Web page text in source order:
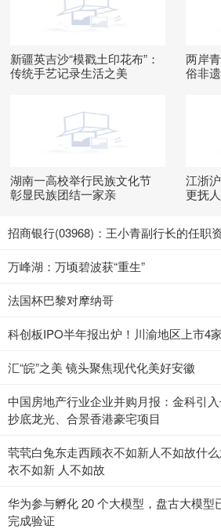
新疆英吉沙“模戳土印花布”：
传统手艺记录生活之美
两岸
俗非
湖南一高校举行民族文化节
彰显民族团结一家亲
江浙
更抚
招商银行(03968)：王小青副行长的任职
万峰湖：万顷碧波获“重生”
法国杯巴黎对摩纳哥
科创板IPO半年报出炉！川渝地区上市4
汇“皖”之美 镜头聚焦现代化美好安徽
中国房地产行业企业并购月报：金科引
抄底龙光、合景香港豪宅项目
茕茕白兔东走西顾衣不如新人不如故什
衣不如新 人不如故
华为参与孵化 20 个大模型，盘古大模型
完成验证